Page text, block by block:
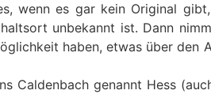
wenn es gar kein Original
unbekannt ist. Dann
haben, etwas über den
Caldenbach genannt Hess